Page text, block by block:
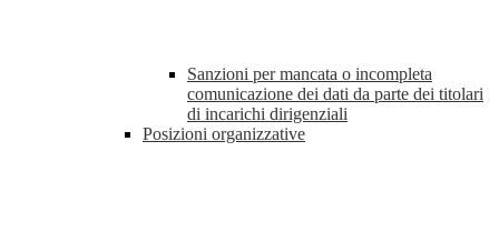
Sanzioni per mancata o incompleta
comunicazione dei dati da parte dei titolari
di incarichi dirigenziali
Posizioni organizzative